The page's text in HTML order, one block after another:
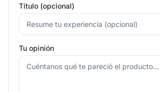
Título (opcional)
Tu opinión